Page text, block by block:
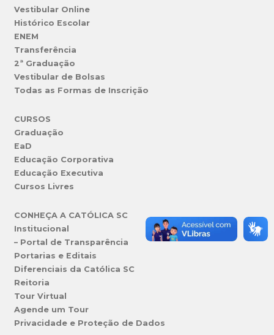
Vestibular Online
Histórico Escolar
ENEM
Transferência
2ª Graduação
Vestibular de Bolsas
Todas as Formas de Inscrição
CURSOS
Graduação
EaD
Educação Corporativa
Educação Executiva
Cursos Livres
CONHEÇA A CATÓLICA SC
Institucional
– Portal de Transparência
Portarias e Editais
Diferenciais da Católica SC
Reitoria
Tour Virtual
Agende um Tour
Privacidade e Proteção de Dados